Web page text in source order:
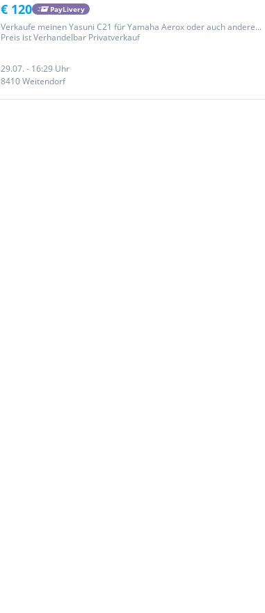
€ 120 PayLivery
Verkaufe meinen Yasuni C21 für Yamaha Aerox oder auch andere...
Preis ist Verhandelbar Privatverkauf
29.07. - 16:29 Uhr
8410 Weitendorf